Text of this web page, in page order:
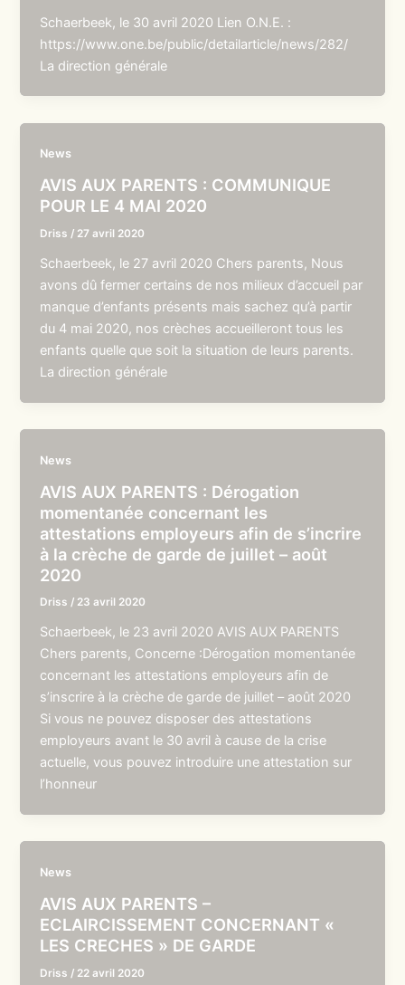
Schaerbeek, le 30 avril 2020 Lien O.N.E. :
https://www.one.be/public/detailarticle/news/282/
La direction générale
News
AVIS AUX PARENTS : COMMUNIQUE
POUR LE 4 MAI 2020
Driss / 27 avril 2020
Schaerbeek, le 27 avril 2020 Chers parents, Nous
avons dû fermer certains de nos milieux d’accueil par
manque d’enfants présents mais sachez qu’à partir
du 4 mai 2020, nos crèches accueilleront tous les
enfants quelle que soit la situation de leurs parents.
La direction générale
News
AVIS AUX PARENTS : Dérogation
momentanée concernant les
attestations employeurs afin de s’incrire
à la crèche de garde de juillet – août
2020
Driss / 23 avril 2020
Schaerbeek, le 23 avril 2020 AVIS AUX PARENTS
Chers parents, Concerne :Dérogation momentanée
concernant les attestations employeurs afin de
s’inscrire à la crèche de garde de juillet – août 2020
Si vous ne pouvez disposer des attestations
employeurs avant le 30 avril à cause de la crise
actuelle, vous pouvez introduire une attestation sur
l’honneur
News
AVIS AUX PARENTS –
ECLAIRCISSEMENT CONCERNANT «
LES CRECHES » DE GARDE
Driss / 22 avril 2020